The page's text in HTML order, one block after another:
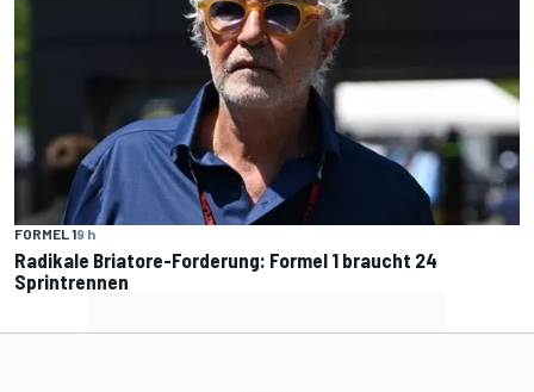
FORMEL 19 h
Radikale Briatore-Forderung: Formel 1 braucht 24
Sprintrennen